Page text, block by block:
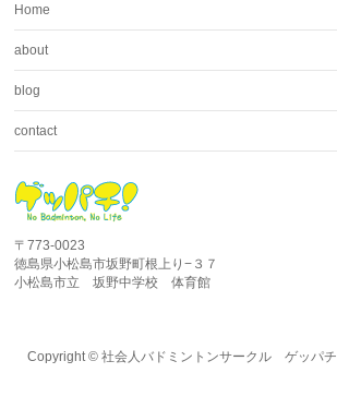
Home
about
blog
contact
〒773-0023
徳島県小松島市坂野町根上り−３７
小松島市立 坂野中学校 体育館
Copyright © 社会人バドミントンサークル ゲッパチ